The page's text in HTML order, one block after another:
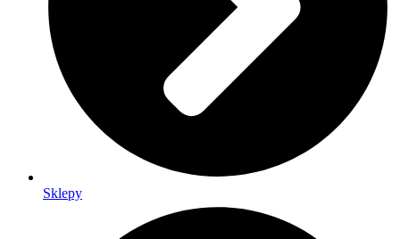
Sklepy